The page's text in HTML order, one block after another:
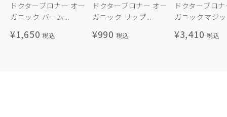
ドクターブロナー オー
ガニック バーム...
¥1,650
ドクターブロナー オー
ガニック リップ...
¥990
ドクターブロ
ガニックマジ
¥3,410